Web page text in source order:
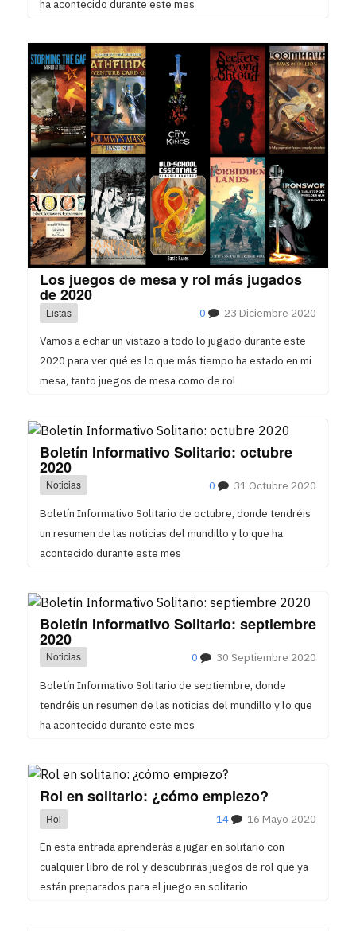
ha acontecido durante este mes
Los juegos de mesa y rol más jugados
de 2020
Listas 23 Diciembre 2020
0
Vamos a echar un vistazo a todo lo jugado durante este
2020 para ver qué es lo que más tiempo ha estado en mi
mesa, tanto juegos de mesa como de rol
Boletín Informativo Solitario: octubre
2020
Noticias 31 Octubre 2020
0
Boletín Informativo Solitario de octubre, donde tendréis
un resumen de las noticias del mundillo y lo que ha
acontecido durante este mes
Boletín Informativo Solitario: septiembre
2020
Noticias 30 Septiembre 2020
0
Boletín Informativo Solitario de septiembre, donde
tendréis un resumen de las noticias del mundillo y lo que
ha acontecido durante este mes
Rol en solitario: ¿cómo empiezo?
Rol 16 Mayo 2020
14
En esta entrada aprenderás a jugar en solitario con
cualquier libro de rol y descubrirás juegos de rol que ya
están preparados para el juego en solitario